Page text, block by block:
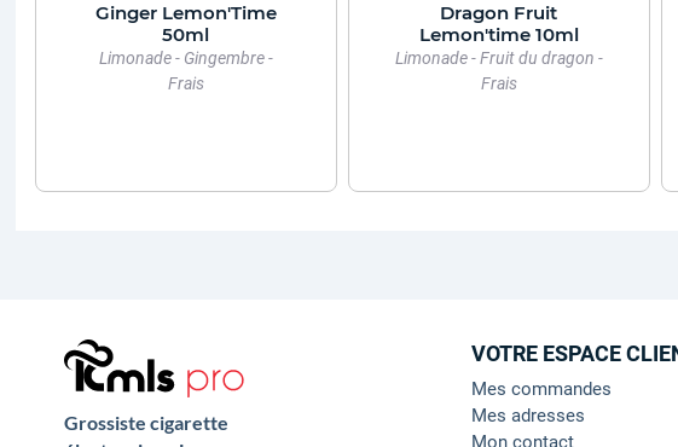
Ginger Lemon'Time
50ml
Limonade - Gingembre -
Frais
Dragon Fruit
Lemon'time 10ml
Limonade - Fruit du dragon -
Frais
Grossiste cigarette
VOTRE ESPACE
Mes commandes
Mes adresses